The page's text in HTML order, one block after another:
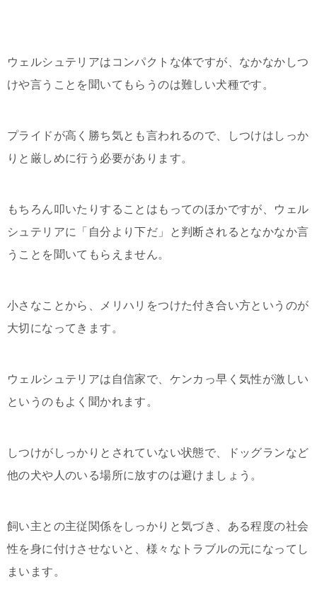
ウェルシュテリアはコンパクトな体ですが、なかなかしつ
けや言うことを聞いてもらうのは難しい犬種です。
プライドが高く勝ち気とも言われるので、しつけはしっか
りと厳しめに行う必要があります。
もちろん叩いたりすることはもってのほかですが、ウェル
シュテリアに「自分より下だ」と判断されるとなかなか言
うことを聞いてもらえません。
小さなことから、メリハリをつけた付き合い方というのが
大切になってきます。
ウェルシュテリアは自信家で、ケンカっ早く気性が激しい
というのもよく聞かれます。
しつけがしっかりとされていない状態で、ドッグランなど
他の犬や人のいる場所に放すのは避けましょう。
飼い主との主従関係をしっかりと気づき、ある程度の社会
性を身に付けさせないと、様々なトラブルの元になってし
まいます。